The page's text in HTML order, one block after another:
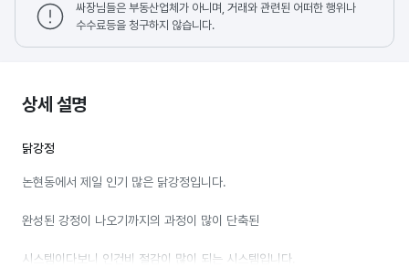
싸장님들은 부동산업체가 아니며, 거래와 관련된 어떠한 행위나
수수료등을 청구하지 않습니다.
상세 설명
닭강정
논현동에서 제일 인기 많은 닭강정입니다.
완성된 강정이 나오기까지의 과정이 많이 단축된
시스템이다보니 인건비 절감이 많이 되는 시스템입니다.